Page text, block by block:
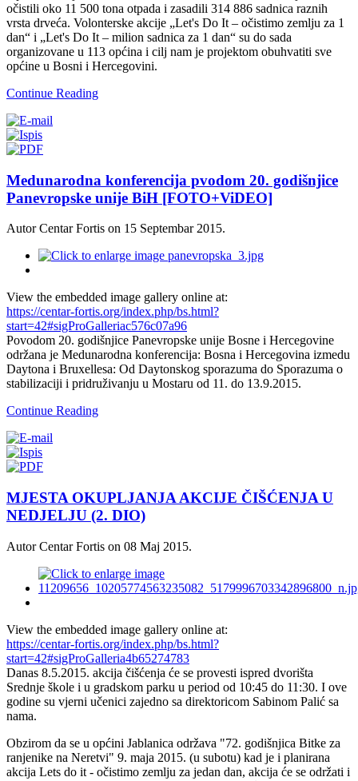
očistili oko 11 500 tona otpada i zasadili 314 886 sadnica raznih
vrsta drveća. Volonterske akcije „Let's Do It – očistimo zemlju za 1
dan“ i „Let's Do It – milion sadnica za 1 dan“ su do sada
organizovane u 113 općina i cilj nam je projektom obuhvatiti sve
općine u Bosni i Hercegovini.
Continue Reading
Medunarodna konferencija pvodom 20. godišnjice
Panevropske unije BiH [FOTO+ViDEO]
Autor Centar Fortis on 15 Septembar 2015.
View the embedded image gallery online at:
https://centar-fortis.org/index.php/bs.html?
start=42#sigProGalleriac576c07a96
Povodom 20. godišnjice Panevropske unije Bosne i Hercegovine
održana je Medunarodna konferencija: Bosna i Hercegovina izmedu
Daytona i Bruxellesa: Od Daytonskog sporazuma do Sporazuma o
stabilizaciji i pridruživanju u Mostaru od 11. do 13.9.2015.
Continue Reading
MJESTA OKUPLJANJA AKCIJE ČIŠĆENJA U
NEDJELJU (2. DIO)
Autor Centar Fortis on 08 Maj 2015.
View the embedded image gallery online at:
https://centar-fortis.org/index.php/bs.html?
start=42#sigProGalleria4b65274783
Danas 8.5.2015. akcija čišćenja će se provesti ispred dvorišta
Srednje škole i u gradskom parku u period od 10:45 do 11:30. I ove
godine su vjerni učenici zajedno sa direktoricom Sabinom Palić sa
nama.
Obzirom da se u općini Jablanica održava "72. godišnjica Bitke za
ranjenike na Neretvi" 9. maja 2015. (u subotu) kad je i planirana
akcija Lets do it - očistimo zemlju za jedan dan, akcija će se održati i